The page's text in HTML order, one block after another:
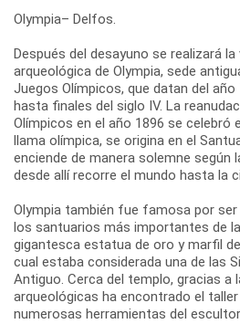
Olympia– Delfos.
Después del desayuno se realizará
arqueológica de Olympia, sede
Juegos Olímpicos, que datan del año
hasta finales del siglo IV. La
Olímpicos en el año 1896 se celebró
llama olímpica, se origina en el
enciende de manera solemne según
desde allí recorre el mundo hasta la
Olympia también fue famosa por
los santuarios más importantes de
gigantesca estatua de oro y marfil
cual estaba considerada una de las
Antiguo. Cerca del templo, gracias a
arqueológicas ha encontrado el taller
numerosas herramientas del